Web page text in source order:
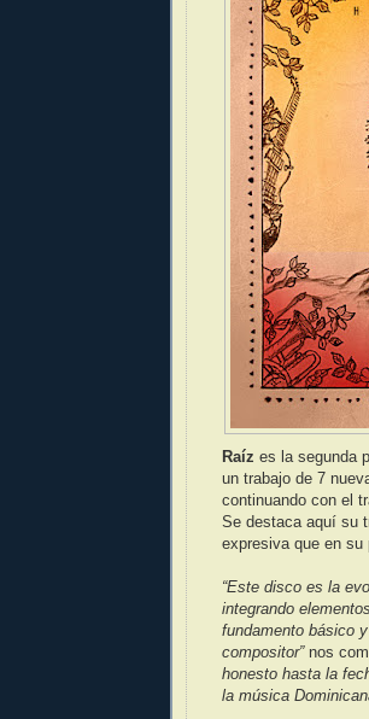
Raíz es la segunda
un trabajo de 7
continuando con el
Se destaca aquí su
expresiva que en su
“Este disco es la
integrando
fundamento básico
compositor” nos
honesto hasta la
la música